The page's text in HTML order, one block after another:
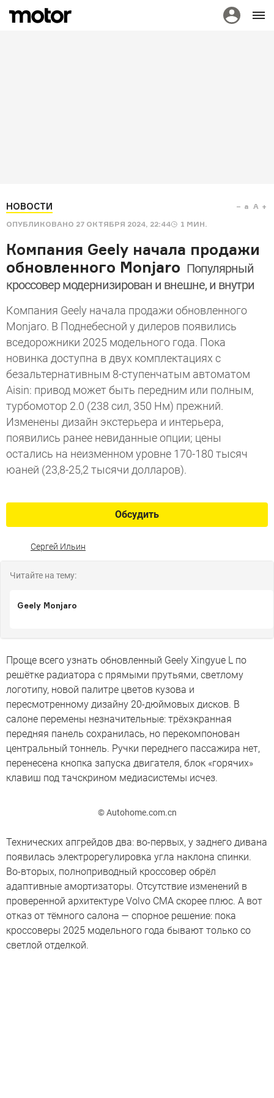
НОВОСТИ
ОПУБЛИКОВАНО 27 ОКТЯБРЯ 2024, 22:44 1 МИН.
a A
Компания Geely начала продажи
обновленного Monjaro Популярный
кроссовер модернизирован и внешне, и внутри
Компания Geely начала продажи обновленного
Monjaro. В Поднебесной у дилеров появились
вседорожники 2025 модельного года. Пока
новинка доступна в двух комплектациях с
безальтернативным 8-ступенчатым автоматом
Aisin: привод может быть передним или полным,
турбомотор 2.0 (238 сил, 350 Нм) прежний.
Изменены дизайн экстерьера и интерьера,
появились ранее невиданные опции; цены
остались на неизменном уровне 170-180 тысяч
юаней (23,8-25,2 тысячи долларов).
Обсудить
Сергей Ильин
Читайте на тему:
Geely Monjaro
Проще всего узнать обновленный Geely Xingyue L по
решётке радиатора с прямыми прутьями, светлому
логотипу, новой палитре цветов кузова и
пересмотренному дизайну 20-дюймовых дисков. В
салоне перемены незначительные: трёхэкранная
передняя панель сохранилась, но перекомпонован
центральный тоннель. Ручки переднего пассажира нет,
перенесена кнопка запуска двигателя, блок «горячих»
клавиш под тачскрином медиасистемы исчез.
© Autohome.com.cn
Технических апгрейдов два: во-первых, у заднего дивана
появилась электрорегулировка угла наклона спинки.
Во-вторых, полноприводный кроссовер обрёл
адаптивные амортизаторы. Отсутствие изменений в
проверенной архитектуре Volvo CMA скорее плюс. А вот
отказ от тёмного салона — спорное решение: пока
кроссоверы 2025 модельного года бывают только со
светлой отделкой.